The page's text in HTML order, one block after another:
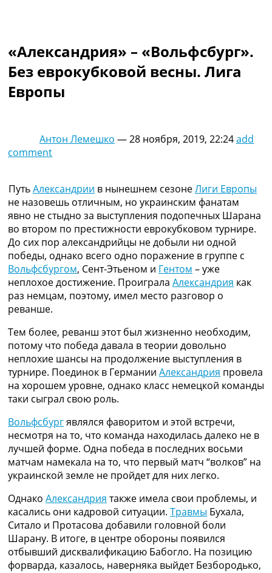
Украина. Премьер-Лига
Украина. Первая Лига
Лига Чемпионов
Англия. Премьер Лига
Таблицы групп Чемпионата Мира
Лига Чемпионов. Таблицы групп
Англия. Премьер-Лига
Испания. Ла Лига
Все таблицы >>>
Рейтинги
Рейтинг стран УЕФА
Рейтинг клубов УЕФА
Рейтинг ФИФА
ТВ программа
RU
UA
Categories
Главная
Новости футбола
Видео
Трансферы
Новости футбола Украины
Последние комментарии
Конкурс прогнозов
Логин
Правила
Коллективный прогноз
Турниры
Чемпионат Мира
Украина. Премьер-Лига
Украина. Первая Лига
«Александрия» – «Вольфсбург».
Без еврокубковой весны. Лига
Европы
Антон Лемешко —28 ноября, 2019, 22:24add
comment
ПутьАлександрии в нынешнем сезонеЛиги Европы
не назовешь отличным, но украинским фанатам
явно не стыдно за выступления подопечных Шарана
во втором по престижности еврокубковом турнире.
До сих пор александрийцы не добыли ни одной
победы, однако всего одно поражение в группе с
Вольфсбургом, Сент-Этьеном и Гентом – уже
неплохое достижение. Проиграла Александрия как
раз немцам, поэтому, имел место разговор о
реванше.
Тем более, реванш этот был жизненно необходим,
потому что победа давала в теории довольно
неплохие шансы на продолжение выступления в
турнире. Поединок в Германии Александрия провела
на хорошем уровне, однако класс немецкой команды
таки сыграл свою роль.
Вольфсбургявлялся фаворитом и этой встречи,
несмотря на то, что команда находилась далеко не в
лучшей форме. Одна победа в последних восьми
матчам намекала на то, что первый матч “волков” на
украинской земле не пройдет для них легко.
Однако Александрия также имела свои проблемы, и
касались они кадровой ситуации. Травмы Бухала,
Ситало и Протасова добавили головной боли
Шарану. В итоге, в центре обороны появился
отбывший дисквалификацию Бабогло. На позицию
форварда, казалось, наверняка выйдет Безбородько,